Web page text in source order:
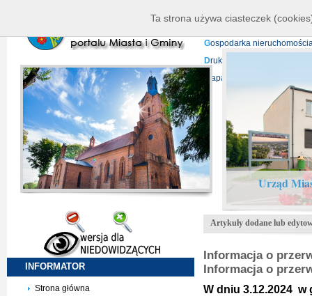
P
rojekty europejskie
Gospodarka
Druki do pobrania
Mapa serwisu
Urząd
INFORMATOR
Strona główna
Artykuły dodane lub
Informacja o
Informacja o
W dniu 3.12.2024 w
Ta strona używa ciasteczek